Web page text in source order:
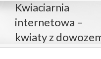
Kwiaciarnia
internetowa –
kwiaty z